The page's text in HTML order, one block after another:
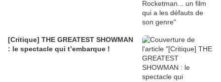
[Critique] THE GREATEST SHOWMAN
: le spectacle qui t’embarque !